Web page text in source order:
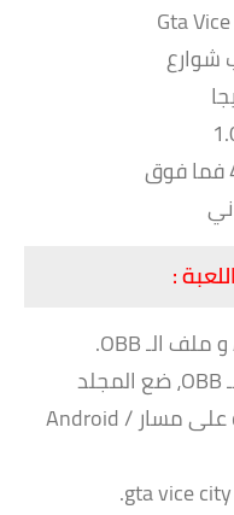
شوارع
:
قم بفك الضغط عن ملف الـ OBB، ضع المجلد
com.rockstargames.gtavc.zip على مسار Android /